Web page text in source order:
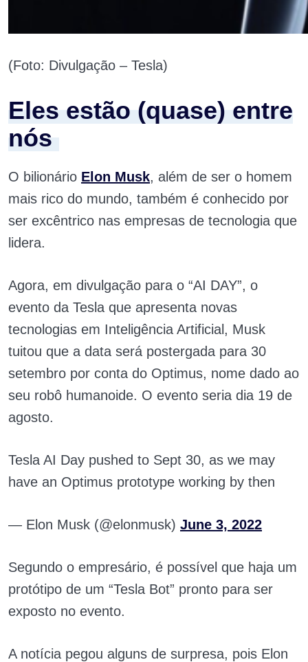
(Foto: Divulgação – Tesla)
Eles estão (quase) entre
nós
O bilionário Elon Musk, além de ser o homem
mais rico do mundo, também é conhecido por
ser excêntrico nas empresas de tecnologia que
lidera.
Agora, em divulgação para o “AI DAY”, o
evento da Tesla que apresenta novas
tecnologias em Inteligência Artificial, Musk
tuitou que a data será postergada para 30
setembro por conta do Optimus, nome dado ao
seu robô humanoide. O evento seria dia 19 de
agosto.
Tesla AI Day pushed to Sept 30, as we may
have an Optimus prototype working by then
— Elon Musk (@elonmusk) June 3, 2022
Segundo o empresário, é possível que haja um
protótipo de um “Tesla Bot” pronto para ser
exposto no evento.
A notícia pegou alguns de surpresa, pois Elon